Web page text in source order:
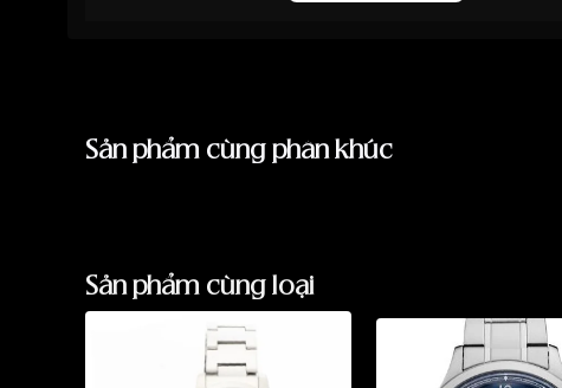
Sản phẩm cùng phân khúc
Sản phẩm cùng loại